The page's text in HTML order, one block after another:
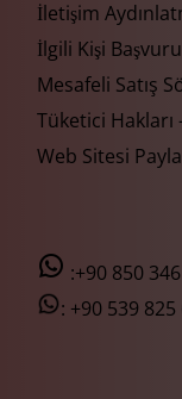
İletişim
İlgili Kişi
Mesafeli Satış
Tüketici Hakları
Web Sitesi
:+90 850
: +90 539 825